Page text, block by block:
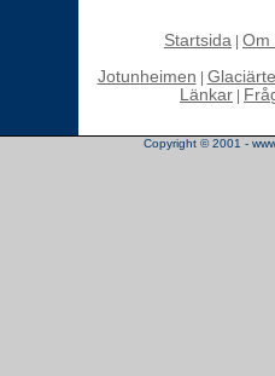
Startsida Om
Jotunheimen
Länkar
Copyright © 2001 -